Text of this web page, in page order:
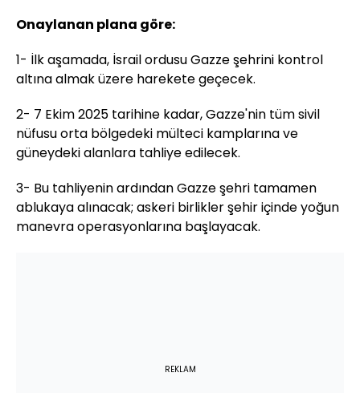
Onaylanan plana göre:
1- İlk aşamada, İsrail ordusu Gazze şehrini kontrol
altına almak üzere harekete geçecek.
2- 7 Ekim 2025 tarihine kadar, Gazze'nin tüm sivil
nüfusu orta bölgedeki mülteci kamplarına ve
güneydeki alanlara tahliye edilecek.
3- Bu tahliyenin ardından Gazze şehri tamamen
ablukaya alınacak; askeri birlikler şehir içinde yoğun
manevra operasyonlarına başlayacak.
REKLAM